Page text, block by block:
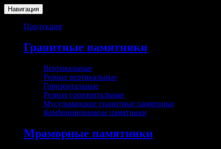
Навигация
Продукция
Гранитные памятники
Вертикальные
Резные вертикальные
Горизонтальные
Резные горизонтальные
Мусульманские гранитные памятники
Комбинированные памятники
Мраморные памятники